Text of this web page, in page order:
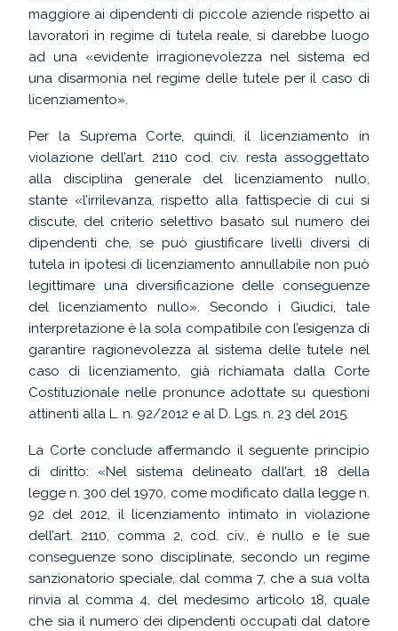
maggiore ai dipendenti di piccole aziende rispetto ai
lavoratori in regime di tutela reale, si darebbe luogo
ad una «evidente irragionevolezza nel sistema ed
una disarmonia nel regime delle tutele per il caso di
licenziamento».
Per la Suprema Corte, quindi, il licenziamento in
violazione dell’art. 2110 cod. civ. resta assoggettato
alla disciplina generale del licenziamento nullo,
stante «l’irrilevanza, rispetto alla fattispecie di cui si
discute, del criterio selettivo basato sul numero dei
dipendenti che, se può giustificare livelli diversi di
tutela in ipotesi di licenziamento annullabile non può
legittimare una diversificazione delle conseguenze
del licenziamento nullo». Secondo i Giudici, tale
interpretazione è la sola compatibile con l’esigenza di
garantire ragionevolezza al sistema delle tutele nel
caso di licenziamento, già richiamata dalla Corte
Costituzionale nelle pronunce adottate su questioni
attinenti alla L. n. 92/2012 e al D. Lgs. n. 23 del 2015.
La Corte conclude affermando il seguente principio
di diritto: «Nel sistema delineato dall’art. 18 della
legge n. 300 del 1970, come modificato dalla legge n.
92 del 2012, il licenziamento intimato in violazione
dell’art. 2110, comma 2, cod. civ., è nullo e le sue
conseguenze sono disciplinate, secondo un regime
sanzionatorio speciale, dal comma 7, che a sua volta
rinvia al comma 4, del medesimo articolo 18, quale
che sia il numero dei dipendenti occupati dal datore